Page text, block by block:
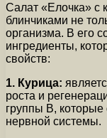
Салат «Елочка» с
блинчиками не
организма. В его
ингредиенты,
свойств:
1. Курица:
роста и
группы В,
нервной системы.